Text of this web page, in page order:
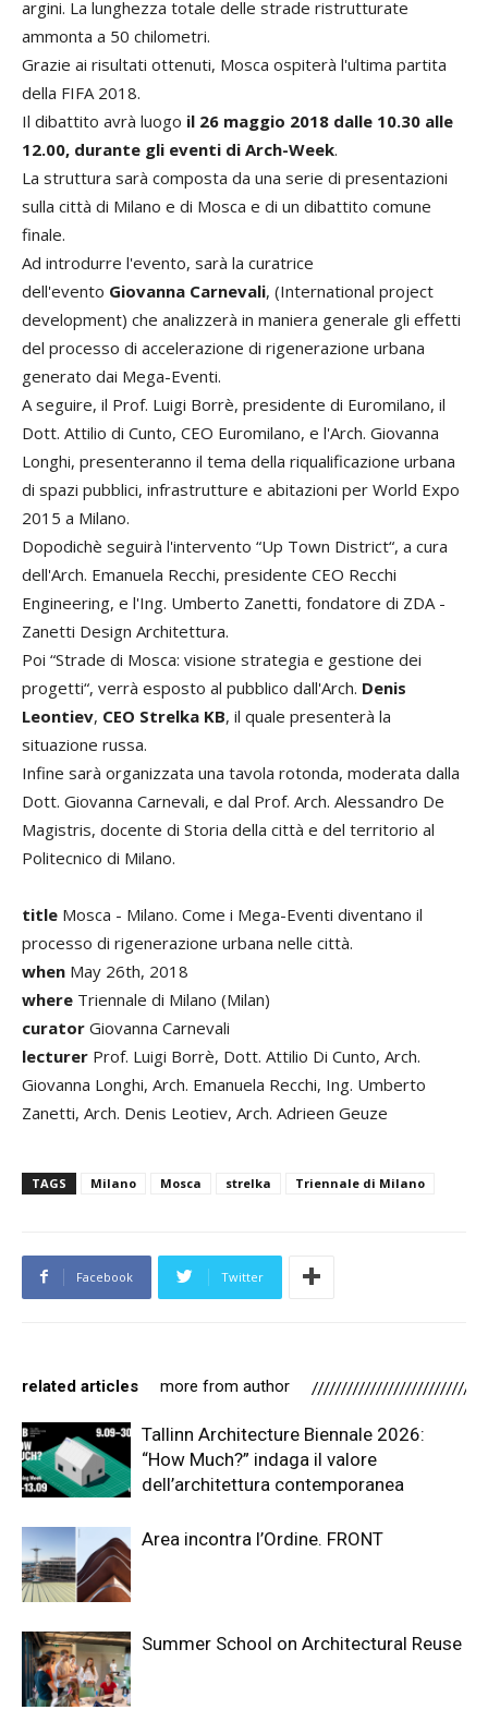
argini. La lunghezza totale delle strade ristrutturate
ammonta a 50 chilometri.
Grazie ai risultati ottenuti, Mosca ospiterà l'ultima partita
della FIFA 2018.
Il dibattito avrà luogo il 26 maggio 2018 dalle 10.30 alle
12.00, durante gli eventi di Arch-Week.
La struttura sarà composta da una serie di presentazioni
sulla città di Milano e di Mosca e di un dibattito comune
finale.
Ad introdurre l'evento, sarà la curatrice
dell'evento Giovanna Carnevali, (International project
development) che analizzerà in maniera generale gli effetti
del processo di accelerazione di rigenerazione urbana
generato dai Mega-Eventi.
A seguire, il Prof. Luigi Borrè, presidente di Euromilano, il
Dott. Attilio di Cunto, CEO Euromilano, e l'Arch. Giovanna
Longhi, presenteranno il tema della riqualificazione urbana
di spazi pubblici, infrastrutture e abitazioni per World Expo
2015 a Milano.
Dopodichè seguirà l'intervento “Up Town District“, a cura
dell'Arch. Emanuela Recchi, presidente CEO Recchi
Engineering, e l'Ing. Umberto Zanetti, fondatore di ZDA -
Zanetti Design Architettura.
Poi “Strade di Mosca: visione strategia e gestione dei
progetti“, verrà esposto al pubblico dall'Arch. Denis
Leontiev, CEO Strelka KB, il quale presenterà la
situazione russa.
Infine sarà organizzata una tavola rotonda, moderata dalla
Dott. Giovanna Carnevali, e dal Prof. Arch. Alessandro De
Magistris, docente di Storia della città e del territorio al
Politecnico di Milano.
title Mosca - Milano. Come i Mega-Eventi diventano il
processo di rigenerazione urbana nelle città.
when May 26th, 2018
where Triennale di Milano (Milan)
curator Giovanna Carnevali
lecturer Prof. Luigi Borrè, Dott. Attilio Di Cunto, Arch.
Giovanna Longhi, Arch. Emanuela Recchi, Ing. Umberto
Zanetti, Arch. Denis Leotiev, Arch. Adrieen Geuze
TAGS Milano Mosca strelka Triennale di Milano
Facebook Twitter
related articles more from author
Tallinn Architecture Biennale 2026:
“How Much?” indaga il valore
dell’architettura contemporanea
Area incontra l’Ordine. FRONT
Summer School on Architectural Reuse